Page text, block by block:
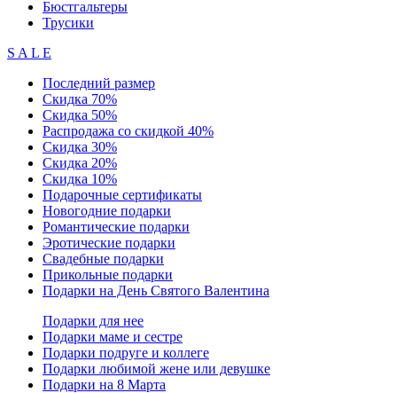
Бюстгальтеры
Трусики
S A L E
Последний размер
Скидка 70%
Скидка 50%
Распродажа со скидкой 40%
Скидка 30%
Скидка 20%
Скидка 10%
Подарочные сертификаты
Новогодние подарки
Романтические подарки
Эротические подарки
Свадебные подарки
Прикольные подарки
Подарки на День Святого Валентина
Подарки для нее
Подарки маме и сестре
Подарки подруге и коллеге
Подарки любимой жене или девушке
Подарки на 8 Марта